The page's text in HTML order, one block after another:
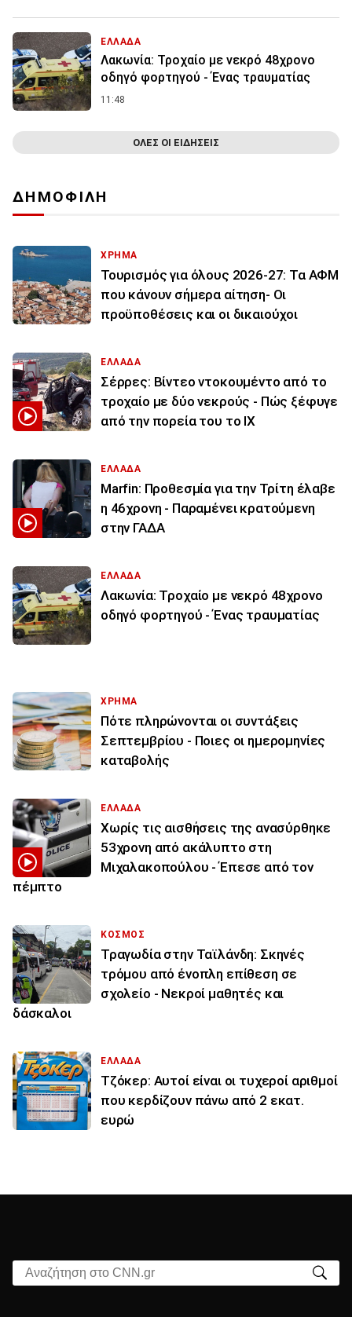
ΕΛΛΑΔΑ
Λακωνία: Τροχαίο με νεκρό 48χρονο
οδηγό φορτηγού - Ένας τραυματίας
11:48
ΟΛΕΣ ΟΙ ΕΙΔΗΣΕΙΣ
ΔΗΜΟΦΙΛΗ
ΧΡΗΜΑ
Τουρισμός για όλους 2026-27: Τα ΑΦΜ
που κάνουν σήμερα αίτηση- Οι
προϋποθέσεις και οι δικαιούχοι
ΕΛΛΑΔΑ
Σέρρες: Βίντεο ντοκουμέντο από το
τροχαίο με δύο νεκρούς - Πώς ξέφυγε
από την πορεία του το ΙΧ
ΕΛΛΑΔΑ
Marfin: Προθεσμία για την Τρίτη έλαβε
η 46χρονη - Παραμένει κρατούμενη
στην ΓΑΔΑ
ΕΛΛΑΔΑ
Λακωνία: Τροχαίο με νεκρό 48χρονο
οδηγό φορτηγού - Ένας τραυματίας
ΧΡΗΜΑ
Πότε πληρώνονται οι συντάξεις
Σεπτεμβρίου - Ποιες οι ημερομηνίες
καταβολής
ΕΛΛΑΔΑ
Χωρίς τις αισθήσεις της ανασύρθηκε
53χρονη από ακάλυπτο στη
Μιχαλακοπούλου - Έπεσε από τον
πέμπτο
ΚΟΣΜΟΣ
Τραγωδία στην Ταϊλάνδη: Σκηνές
τρόμου από ένοπλη επίθεση σε
σχολείο - Νεκροί μαθητές και
δάσκαλοι
ΕΛΛΑΔΑ
Τζόκερ: Αυτοί είναι οι τυχεροί αριθμοί
που κερδίζουν πάνω από 2 εκατ.
ευρώ
Αναζήτηση στο CNN.gr